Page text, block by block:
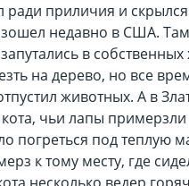
приличия и
недавно в США.
в собственных
на дерево, но все
животных. А в
чьи лапы примерзли
погреться под теплую
к тому месту, где